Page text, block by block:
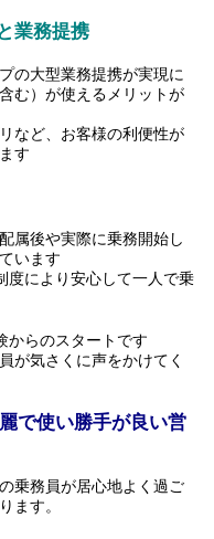
業務提携
の大型業務提携が実現に
む）が使えるメリットが
など、お客様の利便性が
す
属後や実際に乗務開始し
います
度により安心して一人で乗
からのスタートです
が気さくに声をかけてく
で使い勝手が良い営
乗務員が居心地よく過ご
ます。